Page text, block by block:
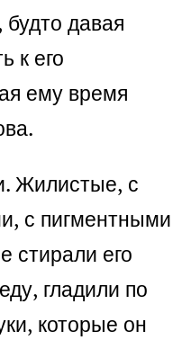
давая
к его
ему время
Жилистые, с
с пигментными
стирали его
гладили по
которые он